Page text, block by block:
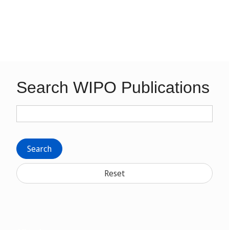
Search WIPO Publications
Search
Reset